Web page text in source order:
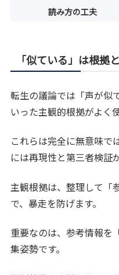
読み方の工夫
「似ている」は根拠
転生の議論では「声が似
いった主観的根拠がよく
これらは完全に無意味で
には再現性と第三者検証
主観根拠は、整理して「
で、暴走を防げます。
重要なのは、参考情報を
集姿勢です。